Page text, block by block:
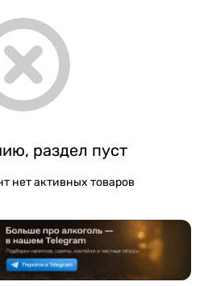
раздел пуст
нет активных товаров